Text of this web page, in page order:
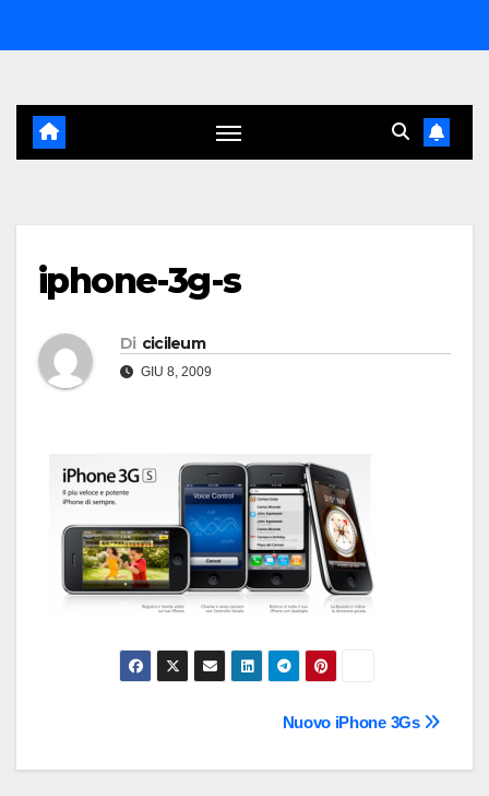
al
iphone-3g-s
Di cicileum
GIU 8, 2009
articoli
Nuovo iPhone 3Gs